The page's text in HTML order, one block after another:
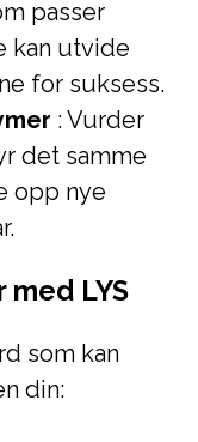
passer
kan utvide
for suksess.
: Vurder
det samme
opp nye
LYS
som kan
din: